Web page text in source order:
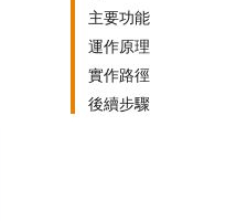
主要功能
運作原理
實作路徑
後續步驟